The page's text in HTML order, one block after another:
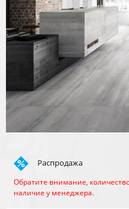
Распродажа
Обратите внимание,
наличие у менеджера.